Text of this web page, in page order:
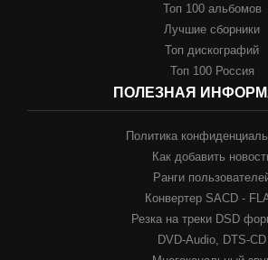
Топ 100 альбомов
Лучшие сборники
Топ дискографий
Топ 100 Россия
ПОЛЕЗНАЯ
Политика
Как добавить
Ранги
Конвертер SACD -
Резка на треки DSD
DVD-Audio, DTS-CD